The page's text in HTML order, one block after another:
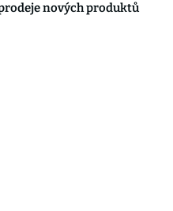
nových produktů